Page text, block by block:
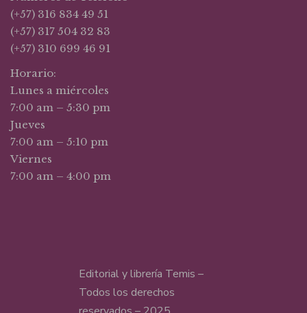
(+57) 316 834 49 51
(+57) 317 504 32 83
(+57) 310 699 46 91
Horario:
Lunes a miércoles
7:00 am – 5:30 pm
Jueves
7:00 am – 5:10 pm
Viernes
7:00 am – 4:00 pm
Editorial y librería Temis –
Todos los derechos